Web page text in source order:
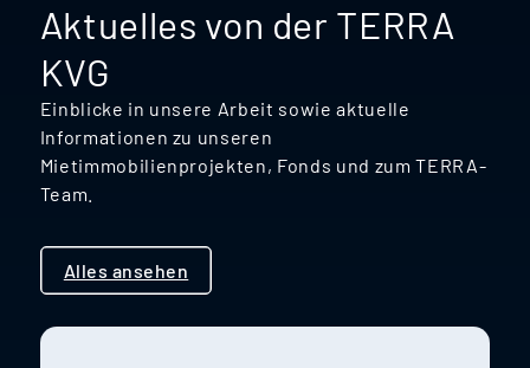
Aktuelles von der TERRA
KVG
Einblicke in unsere Arbeit sowie aktuelle
Informationen zu unseren
Mietimmobilienprojekten, Fonds und zum TERRA-
Team.
Alles ansehen